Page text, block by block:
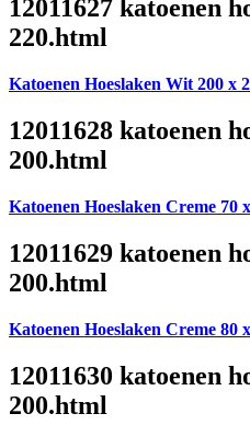
12011627 katoenen
220.html
Katoenen Hoeslaken Wit 200 x
12011628 katoenen
200.html
Katoenen Hoeslaken Creme 70
12011629 katoenen
200.html
Katoenen Hoeslaken Creme 80
12011630 katoenen
200.html